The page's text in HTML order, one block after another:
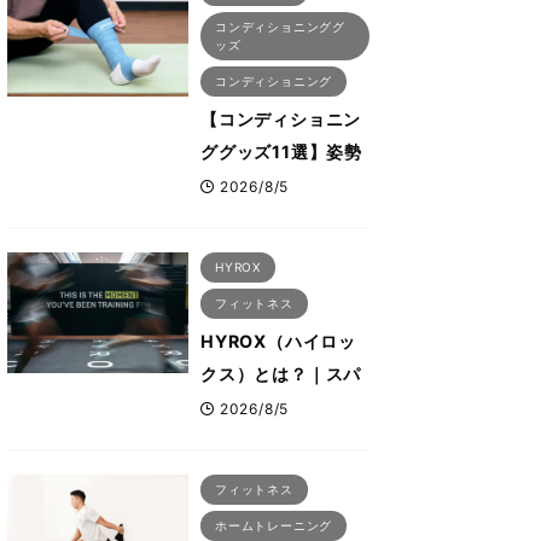
開幕 約1万2,000
人が集結
コンディショニンググ
ッズ
コンディショニング
【コンディショニン
ググッズ11選】姿勢
改善につながる“A-
ア）”など、ボディビ
ル元世界王者・鈴木
雅選手が解説
2026/8/5
HYROX
フィットネス
HYROX（ハイロッ
クス）とは？｜スパ
ルタンレースやクロ
を解説
2026/8/5
フィットネス
ホームトレーニング